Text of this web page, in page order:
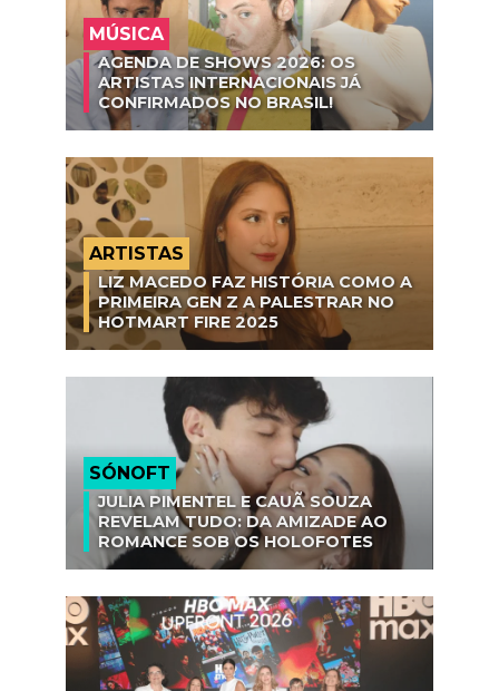
MÚSICA
AGENDA DE SHOWS 2026: OS
ARTISTAS INTERNACIONAIS JÁ
CONFIRMADOS NO BRASIL!
ARTISTAS
LIZ MACEDO FAZ HISTÓRIA COMO A
PRIMEIRA GEN Z A PALESTRAR NO
HOTMART FIRE 2025
SÓNOFT
JULIA PIMENTEL E CAUÃ SOUZA
REVELAM TUDO: DA AMIZADE AO
ROMANCE SOB OS HOLOFOTES